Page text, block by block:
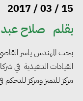
15 / 03 / 2017
بقلم صلاح عبد
بحث المهندس ياسر
القيادات التنفيذية في
مركز للتميز ومركز للتحكم